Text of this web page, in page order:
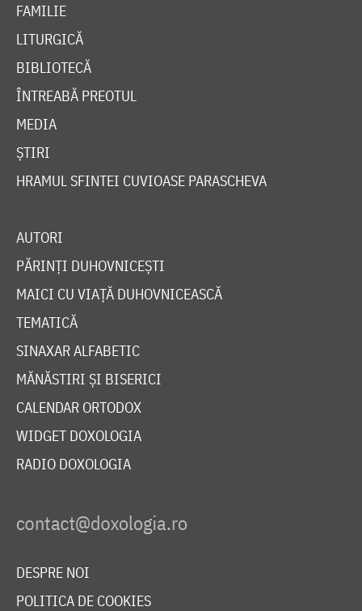
FAMILIE
LITURGICĂ
BIBLIOTECĂ
ÎNTREABĂ PREOTUL
MEDIA
ȘTIRI
HRAMUL SFINTEI CUVIOASE PARASCHEVA
AUTORI
PĂRINȚI DUHOVNICEȘTI
MAICI CU VIAȚĂ DUHOVNICEASCĂ
TEMATICĂ
SINAXAR ALFABETIC
MĂNĂSTIRI ȘI BISERICI
CALENDAR ORTODOX
WIDGET DOXOLOGIA
RADIO DOXOLOGIA
DESPRE NOI
POLITICA DE COOKIES